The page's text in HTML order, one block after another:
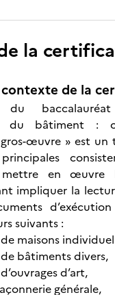
la
de la
baccalauréat
du bâtiment :
œuvre » est un
en œuvre
impliquer la
suivants :
maisons
bâtiments divers,
d’art,
générale,